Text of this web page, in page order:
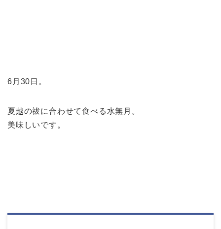
6月30日。
夏越の祓に合わせて食べる水無月。
美味しいです。